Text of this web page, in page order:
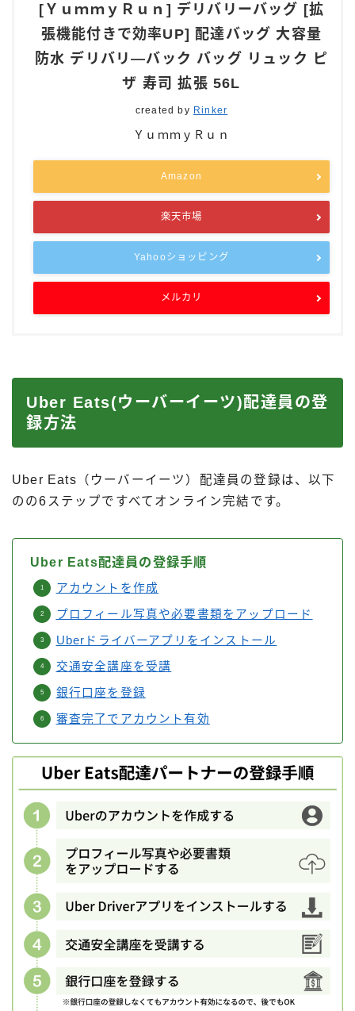
[ＹｕｍｍｙＲｕｎ] デリバリーバッグ [拡
張機能付きで効率UP] 配達バッグ 大容量
防水 デリバリ―バック バッグ リュック ピ
ザ 寿司 拡張 56L
created by Rinker
ＹｕｍｍｙＲｕｎ
Amazon
楽天市場
Yahooショッピング
メルカリ
Uber Eats(ウーバーイーツ)配達員の登
録方法
Uber Eats（ウーバーイーツ）配達員の登録は、以下
のの6ステップですべてオンライン完結です。
Uber Eats配達員の登録手順
アカウントを作成
プロフィール写真や必要書類をアップロード
Uberドライバーアプリをインストール
交通安全講座を受講
銀行口座を登録
審査完了でアカウント有効